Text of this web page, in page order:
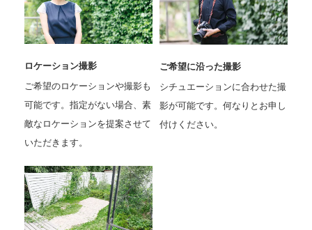
ロケーション撮影
ご希望のロケーションや撮影も
可能です。指定がない場合、素
敵なロケーションを提案させて
いただきます。
ご希望に沿った撮影
シチュエーションに合わせた撮
影が可能です。何なりとお申し
付けください。